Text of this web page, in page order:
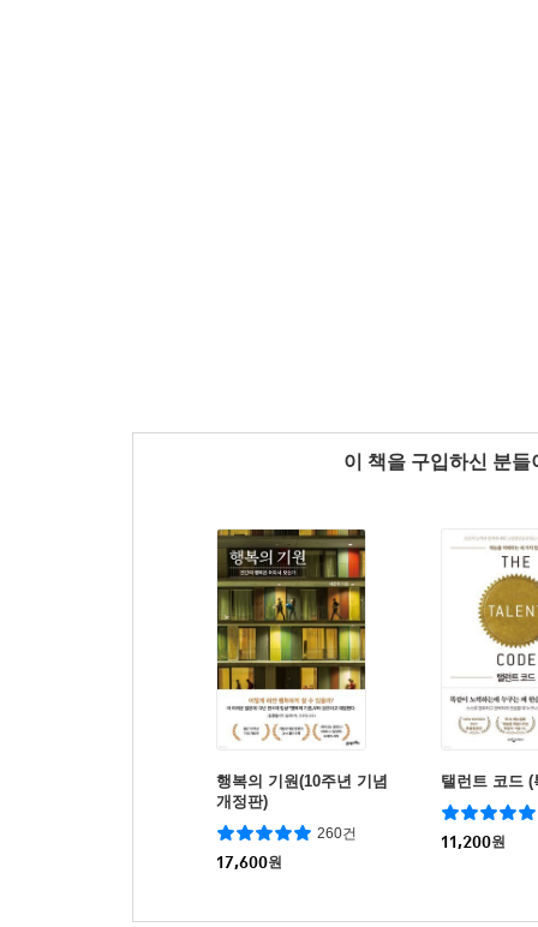
이 책을 구입하신 분
행복의 기원(10주년 기념
개정판)
260건
17,600원
탤런트 코드 (
11,200원